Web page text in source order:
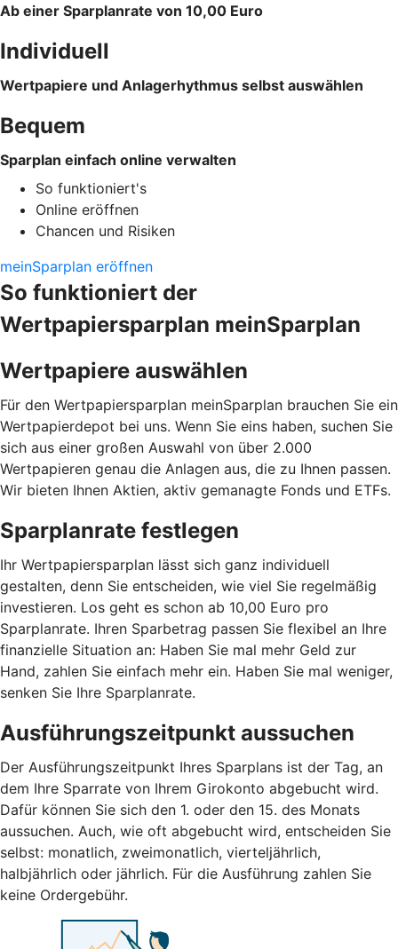
Ab einer Sparplanrate von 10,00 Euro
Individuell
Wertpapiere und Anlagerhythmus selbst auswählen
Bequem
Sparplan einfach online verwalten
So funktioniert's
Online eröffnen
Chancen und Risiken
meinSparplan eröffnen
So funktioniert der
Wertpapiersparplan meinSparplan
Wertpapiere auswählen
Für den Wertpapiersparplan meinSparplan brauchen Sie ein
Wertpapierdepot bei uns. Wenn Sie eins haben, suchen Sie
sich aus einer großen Auswahl von über 2.000
Wertpapieren genau die Anlagen aus, die zu Ihnen passen.
Wir bieten Ihnen Aktien, aktiv gemanagte Fonds und ETFs.
Sparplanrate festlegen
Ihr Wertpapiersparplan lässt sich ganz individuell
gestalten, denn Sie entscheiden, wie viel Sie regelmäßig
investieren. Los geht es schon ab 10,00 Euro pro
Sparplanrate. Ihren Sparbetrag passen Sie flexibel an Ihre
finanzielle Situation an: Haben Sie mal mehr Geld zur
Hand, zahlen Sie einfach mehr ein. Haben Sie mal weniger,
senken Sie Ihre Sparplanrate.
Ausführungszeitpunkt aussuchen
Der Ausführungszeitpunkt Ihres Sparplans ist der Tag, an
dem Ihre Sparrate von Ihrem Girokonto abgebucht wird.
Dafür können Sie sich den 1. oder den 15. des Monats
aussuchen. Auch, wie oft abgebucht wird, entscheiden Sie
selbst: monatlich, zweimonatlich, vierteljährlich,
halbjährlich oder jährlich. Für die Ausführung zahlen Sie
keine Ordergebühr.